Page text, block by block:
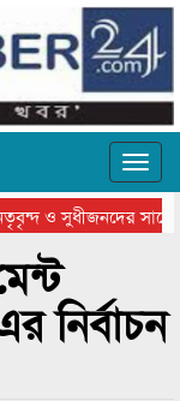
ও সুধীজনদের সাথে
গ্রুপ থিয়েটার
নির্বাচন